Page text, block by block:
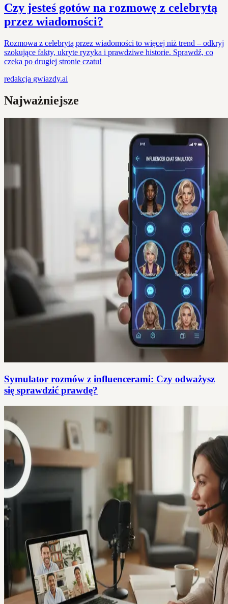
Czy jesteś gotów na rozmowę z celebrytą
przez wiadomości?
Rozmowa z celebrytą przez wiadomości to więcej niż trend – odkryj
szokujące fakty, ukryte ryzyka i prawdziwe historie. Sprawdź, co
czeka po drugiej stronie czatu!
redakcja gwiazdy.ai
Najważniejsze
Symulator rozmów z influencerami: Czy odważysz
się sprawdzić prawdę?